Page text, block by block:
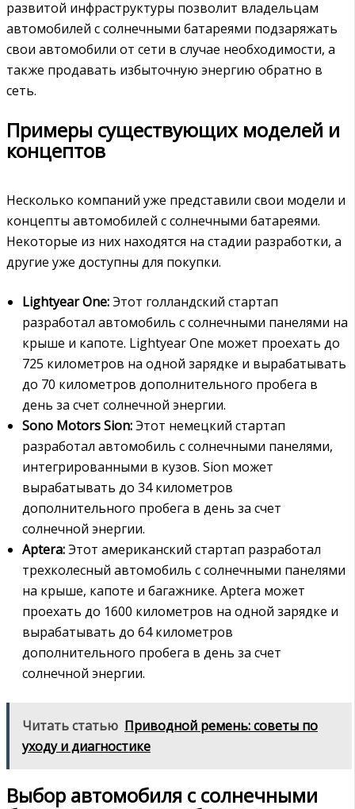
развитой инфраструктуры позволит владельцам
автомобилей с солнечными батареями подзаряжать
свои автомобили от сети в случае необходимости, а
также продавать избыточную энергию обратно в
сеть.
Примеры существующих моделей и
концептов
Несколько компаний уже представили свои модели и
концепты автомобилей с солнечными батареями.
Некоторые из них находятся на стадии разработки, а
другие уже доступны для покупки.
Lightyear One:Этот голландский стартап
разработал автомобиль с солнечными панелями на
крыше и капоте. Lightyear One может проехать до
725 километров на одной зарядке и вырабатывать
до 70 километров дополнительного пробега в
день за счет солнечной энергии.
Sono Motors Sion:Этот немецкий стартап
разработал автомобиль с солнечными панелями,
интегрированными в кузов. Sion может
вырабатывать до 34 километров
дополнительного пробега в день за счет
солнечной энергии.
Aptera:Этот американский стартап разработал
трехколесный автомобиль с солнечными панелями
на крыше, капоте и багажнике. Aptera может
проехать до 1600 километров на одной зарядке и
вырабатывать до 64 километров
дополнительного пробега в день за счет
солнечной энергии.
Читать статью Приводной ремень: советы по
уходу и диагностике
Выбор автомобиля с солнечными